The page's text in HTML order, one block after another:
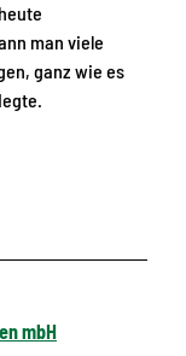
man viele
ganz wie es
mbH